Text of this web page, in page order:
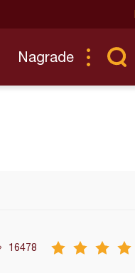
Nagrade
16478